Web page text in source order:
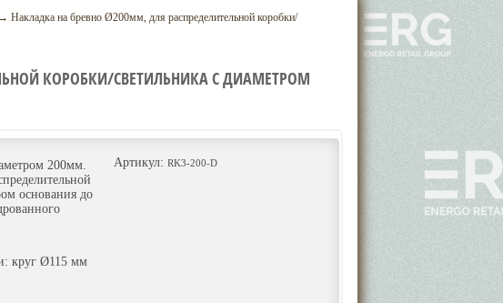
→ Накладка на бревно Ø200мм, для распределительной коробки/
КОРОБКИ/СВЕТИЛЬНИКА С ДИАМЕТРОМ
Артикул: RK3-200-D
200мм.
основания до
круг Ø115 мм